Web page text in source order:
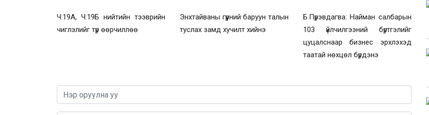
Ч:19А, Ч:19Б нийтийн тээврийн
чиглэлийг түр өөрчиллөө
Энхтайваны гүүрний баруун талын
туслах замд хучилт хийнэ
Б.Пүрэвдагва: Найман салбарын
103 үйлчилгээний бүртгэлийг
цуцалснаар бизнес эрхлэхэд
таатай нөхцөл бүрдэнэ